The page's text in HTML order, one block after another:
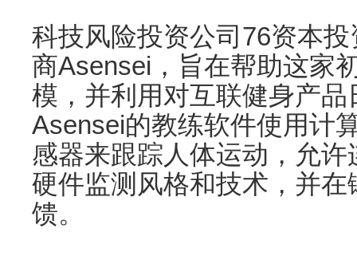
科技风险投资公司76资本
商Asensei，旨在帮助这家
模，并利用对互联健身产
Asensei的教练软件使用计
感器来跟踪人体运动，允
硬件监测风格和技术，并
馈。